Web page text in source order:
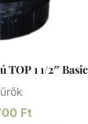
TOP 1 1/2″ Basic
Ft